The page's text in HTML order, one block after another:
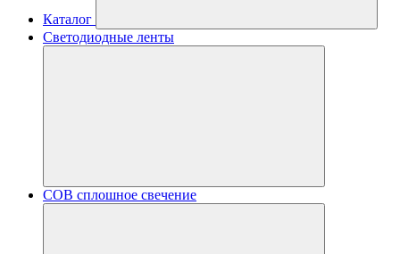
Каталог
Светодиодные ленты
COB сплошное свечение